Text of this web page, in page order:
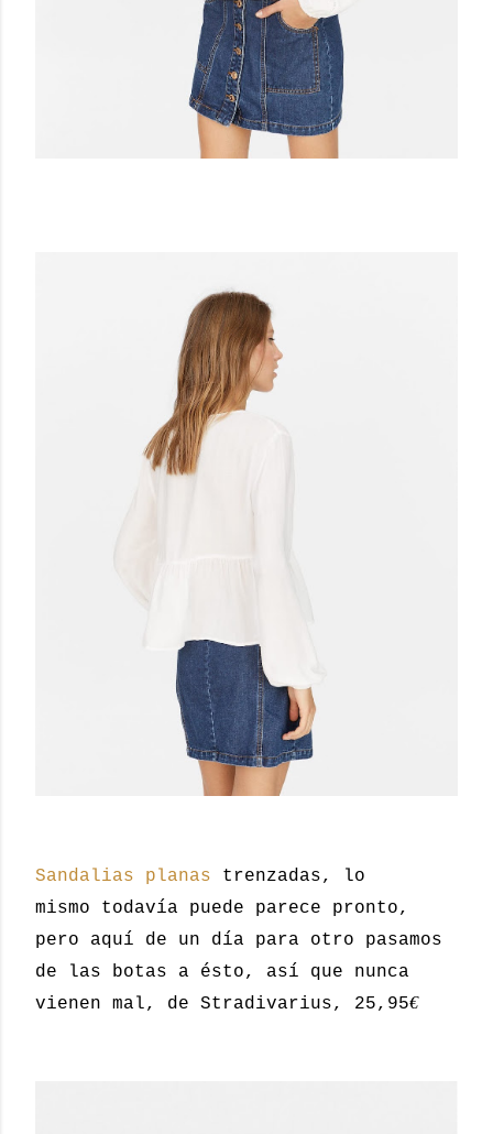
Sandalias planas trenzadas, lo
mismo todavía puede parece pronto,
pero aquí de un día para otro pasamos
de las botas a ésto, así que nunca
vienen mal, de Stradivarius, 25,95€